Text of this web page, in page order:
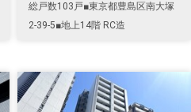
総戸数103戸■東京都豊島区南大塚
2-39-5■地上14階 RC造